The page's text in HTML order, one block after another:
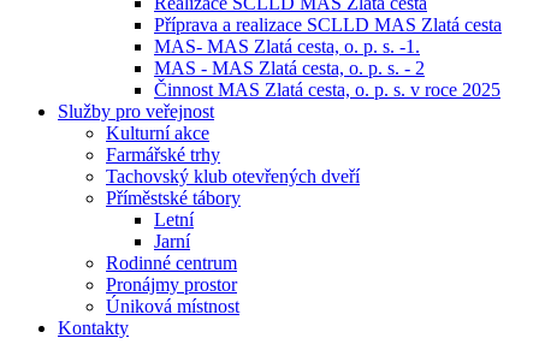
Příprava a realizace SCLLD MAS Zlatá cesta
MAS- MAS Zlatá cesta, o. p. s. -1.
MAS - MAS Zlatá cesta, o. p. s. - 2
Činnost MAS Zlatá cesta, o. p. s. v roce 2025
Služby pro veřejnost
Kulturní akce
Farmářské trhy
Tachovský klub otevřených dveří
Příměstské tábory
Letní
Jarní
Rodinné centrum
Pronájmy prostor
Úniková místnost
Kontakty